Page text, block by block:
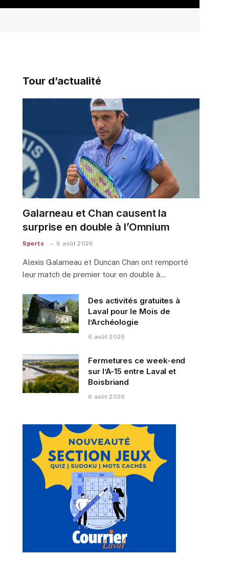
Tour d’actualité
Galarneau et Chan causent la
surprise en double à l’Omnium
Sports 6 août 2026
Alexis Galarneau et Duncan Chan ont remporté
leur match de premier tour en double à…
Des activités gratuites à
Laval pour le Mois de
l’Archéologie
6 août 2026
Fermetures ce week-end
sur l’A-15 entre Laval et
Boisbriand
6 août 2026